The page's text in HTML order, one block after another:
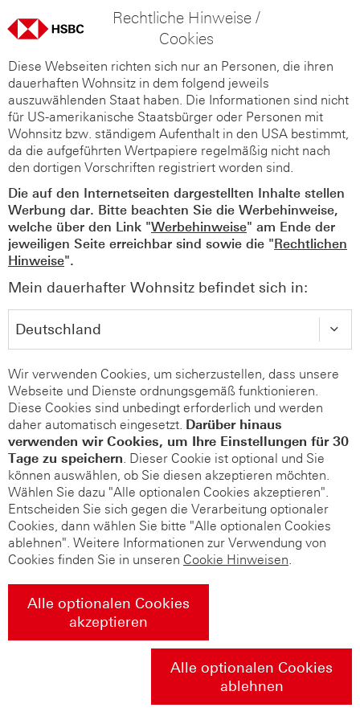
Rechtliche Hinweise /
Cookies
Diese Webseiten richten sich nur an Personen, die ihren
dauerhaften Wohnsitz in dem folgend jeweils
auszuwählenden Staat haben. Die Informationen sind nicht
für US-amerikanische Staatsbürger oder Personen mit
Wohnsitz bzw. ständigem Aufenthalt in den USA bestimmt,
da die aufgeführten Wertpapiere regelmäßig nicht nach
den dortigen Vorschriften registriert worden sind.
Die auf den Internetseiten dargestellten Inhalte stellen
Werbung dar. Bitte beachten Sie die Werbehinweise,
welche über den Link "Werbehinweise" am Ende der
jeweiligen Seite erreichbar sind sowie die "Rechtlichen
Hinweise".
Mein dauerhafter Wohnsitz befindet sich in:
Wir verwenden Cookies, um sicherzustellen, dass unsere
Webseite und Dienste ordnungsgemäß funktionieren.
Diese Cookies sind unbedingt erforderlich und werden
daher automatisch eingesetzt. Darüber hinaus
verwenden wir Cookies, um Ihre Einstellungen für 30
Tage zu speichern. Dieser Cookie ist optional und Sie
können auswählen, ob Sie diesen akzeptieren möchten.
Wählen Sie dazu "Alle optionalen Cookies akzeptieren".
Entscheiden Sie sich gegen die Verarbeitung optionaler
Cookies, dann wählen Sie bitte "Alle optionalen Cookies
ablehnen". Weitere Informationen zur Verwendung von
Cookies finden Sie in unseren Cookie Hinweisen.
Alle optionalen Cookies
akzeptieren
Alle optionalen Cookies
ablehnen